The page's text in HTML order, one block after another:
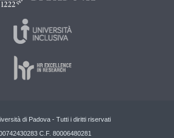
di Padova - Tutti i diritti riservati
C.F. 80006480281